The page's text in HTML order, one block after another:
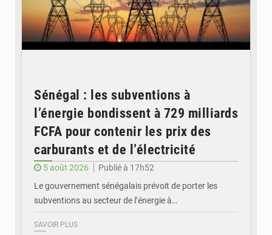
Sénégal : les subventions à
l’énergie bondissent à 729 milliards
FCFA pour contenir les prix des
carburants et de l’électricité
5 août 2026
Publié à 17h52
Le gouvernement sénégalais prévoit de porter les
subventions au secteur de l’énergie à…
SAVOIR PLUS